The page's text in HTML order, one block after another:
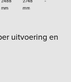
uitvoering en